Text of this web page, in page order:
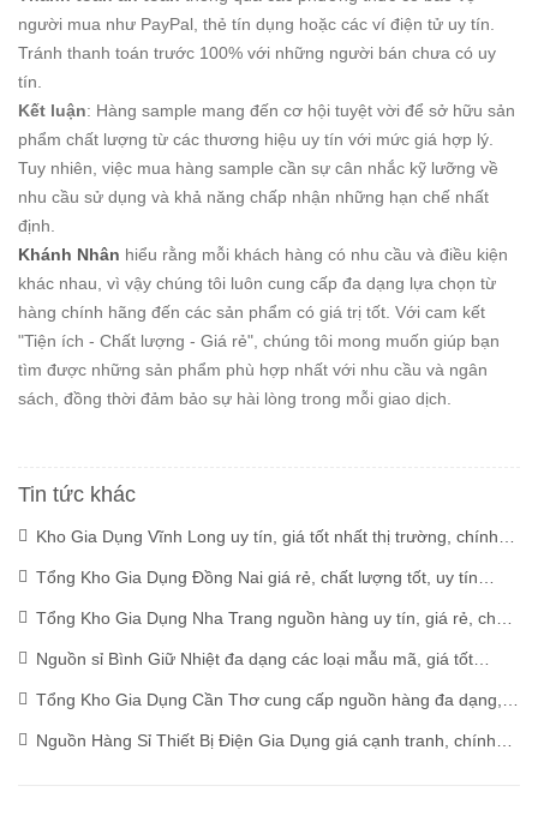
người mua như PayPal, thẻ tín dụng hoặc các ví điện tử uy tín.
Tránh thanh toán trước 100% với những người bán chưa có uy
tín.
Kết luận: Hàng sample mang đến cơ hội tuyệt vời để sở hữu sản
phẩm chất lượng từ các thương hiệu uy tín với mức giá hợp lý.
Tuy nhiên, việc mua hàng sample cần sự cân nhắc kỹ lưỡng về
nhu cầu sử dụng và khả năng chấp nhận những hạn chế nhất
định.
Khánh Nhân hiểu rằng mỗi khách hàng có nhu cầu và điều kiện
khác nhau, vì vậy chúng tôi luôn cung cấp đa dạng lựa chọn từ
hàng chính hãng đến các sản phẩm có giá trị tốt. Với cam kết
"Tiện ích - Chất lượng - Giá rẻ", chúng tôi mong muốn giúp bạn
tìm được những sản phẩm phù hợp nhất với nhu cầu và ngân
sách, đồng thời đảm bảo sự hài lòng trong mỗi giao dịch.
Tin tức khác
Kho Gia Dụng Vĩnh Long uy tín, giá tốt nhất thị trường, chính
hãng
Tổng Kho Gia Dụng Đồng Nai giá rẻ, chất lượng tốt, uy tín
(10/07/2025)
Tổng Kho Gia Dụng Nha Trang nguồn hàng uy tín, giá rẻ, chất
lượng
Nguồn sỉ Bình Giữ Nhiệt đa dạng các loại mẫu mã, giá tốt
(10/07/2025)
Tổng Kho Gia Dụng Cần Thơ cung cấp nguồn hàng đa dạng,
giá tốt
Nguồn Hàng Sỉ Thiết Bị Điện Gia Dụng giá cạnh tranh, chính